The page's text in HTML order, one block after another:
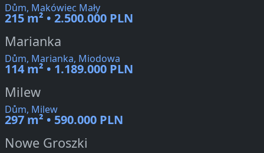
Dům, Makówiec Mały
215 m² • 2.500.000 PLN
Marianka
Dům, Marianka, Miodowa
114 m² • 1.189.000 PLN
Milew
Dům, Milew
297 m² • 590.000 PLN
Nowe Groszki